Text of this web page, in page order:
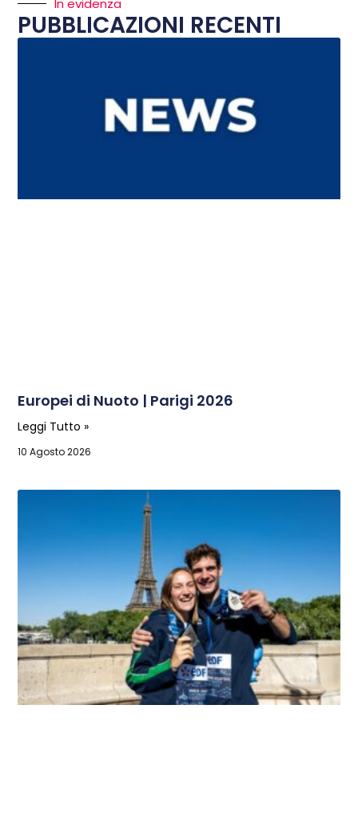
In evidenza
PUBBLICAZIONI RECENTI
Europei di Nuoto | Parigi 2026
Leggi Tutto »
10 Agosto 2026